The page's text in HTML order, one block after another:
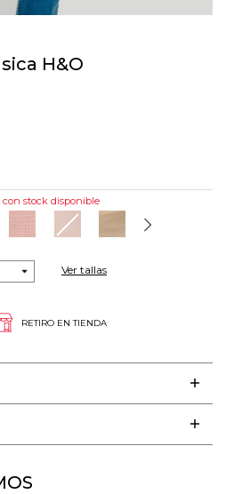
H&O
con stock disponible
Ver tallas
RETIRO EN TIENDA